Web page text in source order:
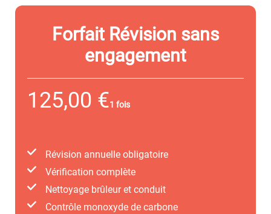
Forfait Révision sans
engagement
125,00 €1 fois
Révision annuelle obligatoire
Vérification complète
Nettoyage ​brûleur et conduit
Contrôle ​monoxyde de carbone